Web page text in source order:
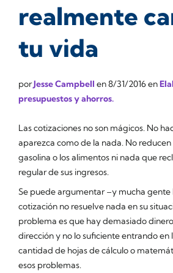
realmente
tu vida
porJesse Campbell en8/31/2016en
presupuestos y ahorros.
Las cotizaciones no son mágicos. No
aparezca como de la nada. No reducen
gasolina o los alimentos ni nada que
regular de sus ingresos.
Se puede argumentar –y mucha gente
cotización no resuelve nada en su
problema es que hay demasiado
dirección y no lo suficiente entrando en
cantidad de hojas de cálculo o
esos problemas.